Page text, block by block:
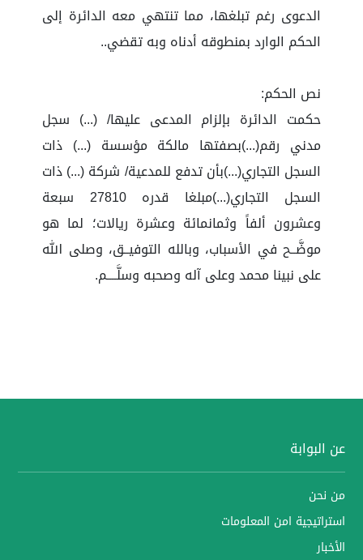
الدعوى رغم تبلغها، مما تنتهي معه الدائرة إلى
الحكم الوارد بمنطوقه أدناه وبه تقضي..
نص الحكم:
حكمت الدائرة بإلزام المدعى عليها/ (...) سجل
مدني رقم(...)بصفتها مالكة مؤسسة (...) ذات
السجل التجاري(...)بأن تدفع للمدعية/ شركة (...) ذات
السجل التجاري(...)مبلغا قدره 27810 سبعة
وعشرون ألفاً وثمانمائة وعشرة ريالات؛ لما هو
موضَّــح في الأسباب، وبالله التوفيــق، وصلى الله
على نبينا محمد وعلى آله وصحبه وسلَّــــم.
عن البوابة
من نحن
استراتيجية امن المعلومات
الأخبار